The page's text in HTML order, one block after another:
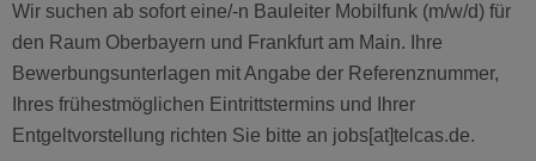
Wir suchen ab sofort eine/-n Bauleiter Mobilfunk (m/w/d) für
den Raum Oberbayern und Frankfurt am Main. Ihre
Bewerbungsunterlagen mit Angabe der Referenznummer,
Ihres frühestmöglichen Eintrittstermins und Ihrer
Entgeltvorstellung richten Sie bitte an jobs[at]telcas.de.